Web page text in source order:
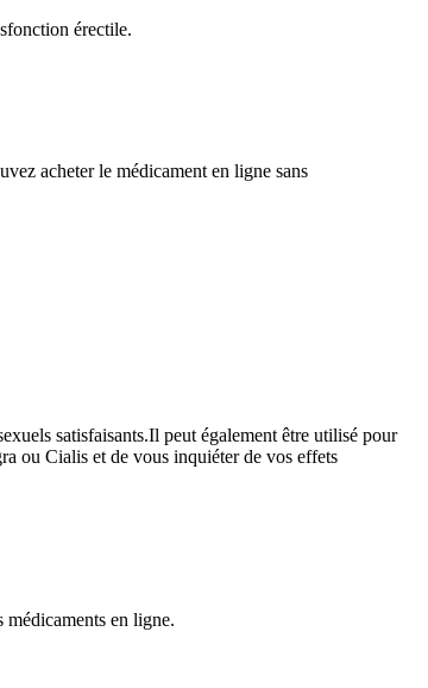
érectile.
acheter le médicament en ligne sans
satisfaisants.Il peut également être utilisé pour
ou Cialis et de vous inquiéter de vos effets
médicaments en ligne.